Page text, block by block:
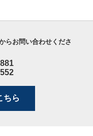
らお問い合わせくださ
ちら